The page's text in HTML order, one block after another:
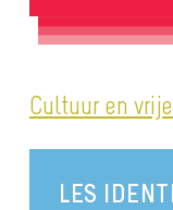
Cultuur en
LES